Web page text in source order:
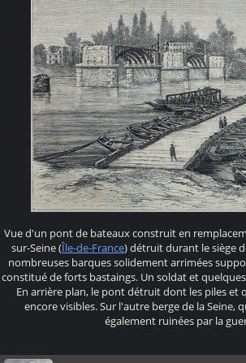
Vue d'un pont de bateaux construit en
sur-Seine (Île-de-France) détruit durant le siège
nombreuses barques solidement arrimées
constitué de forts bastaings. Un soldat et
En arrière plan, le pont détruit dont les piles et
encore visibles. Sur l'autre berge de la Seine,
également ruinées par la